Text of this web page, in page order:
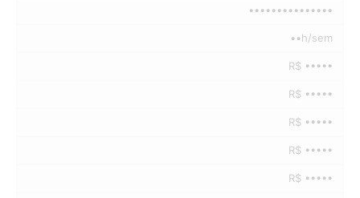
•••••••••••••••
••h/sem
R$ •••••
R$ •••••
R$ •••••
R$ •••••
R$ •••••